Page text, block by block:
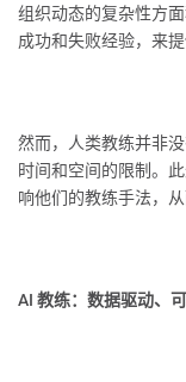
组织动态的复杂性方
成功和失败经验，来
然而，人类教练并非
时间和空间的限制。
响他们的教练手法，
AI 教练：数据驱动、